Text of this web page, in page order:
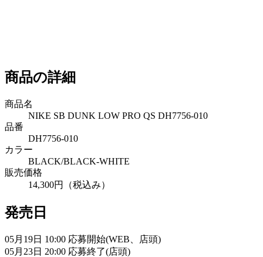
商品の詳細
商品名
NIKE SB DUNK LOW PRO QS DH7756-010
品番
DH7756-010
カラー
BLACK/BLACK-WHITE
販売価格
14,300円（税込み）
発売日
05月19日 10:00 応募開始(WEB、店頭)
05月23日 20:00 応募終了(店頭)